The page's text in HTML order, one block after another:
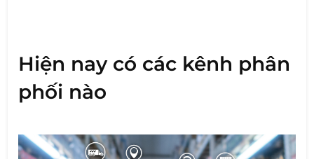
Hiện nay có các kênh phân
phối nào